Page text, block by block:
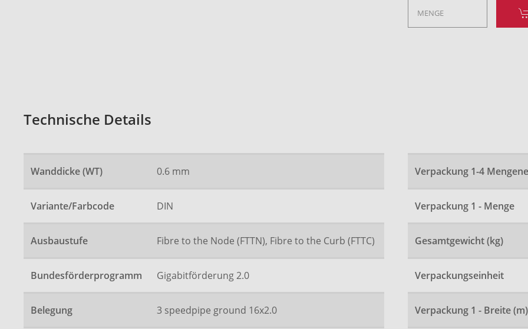
Technische Details
Wanddicke (WT) 0.6 mm
Variante/Farbcode DIN
Ausbaustufe Fibre to the Node (FTTN), Fibre to the Curb (FTTC)
Bundesförderprogramm Gigabitförderung 2.0
Belegung 3 speedpipe ground 16x2.0
Verpackung 1-4
Verpackung 1 - Menge
Gesamtgewicht (kg)
Verpackungseinheit
Verpackung 1 - Breite (m)